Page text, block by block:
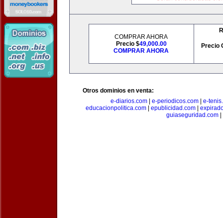
COMPRAR AHORA
Precio $49,000.00
COMPRAR AHORA
Precio
Otros dominios en venta:
e-diarios.com
e-periodicos.com
e-
educacionpolitica.com
epublicidad.com
guiaseguridad.com|